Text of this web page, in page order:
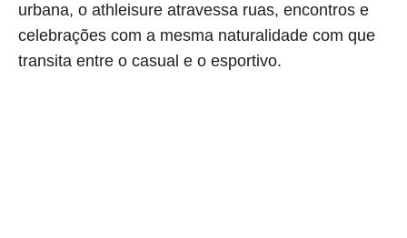
urbana, o athleisure atravessa ruas, encontros e
celebrações com a mesma naturalidade com que
transita entre o casual e o esportivo.